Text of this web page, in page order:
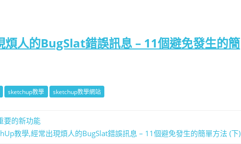
人的BugSlat錯誤訊息 – 11個避免發生的簡
sketchup教學 sketchup教學網站
要的新功能
教學,經常出現煩人的BugSlat錯誤訊息 – 11個避免發生的簡單方法 (下)